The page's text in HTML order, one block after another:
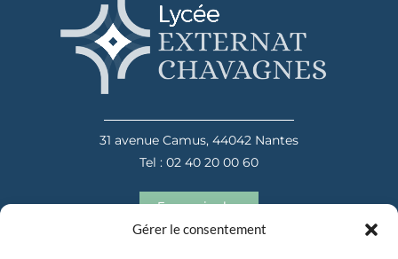
Gérer le consentement
31 avenue Camus, 44042 Nantes
Tel : 02 40 20 00 60
En savoir plus